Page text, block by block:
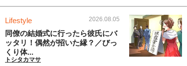
Lifestyle 2026.08.05
同僚の結婚式に行ったら彼氏にバ
ッタリ！偶然が招いた縁？／びっ
くり体...
トシタカマサ